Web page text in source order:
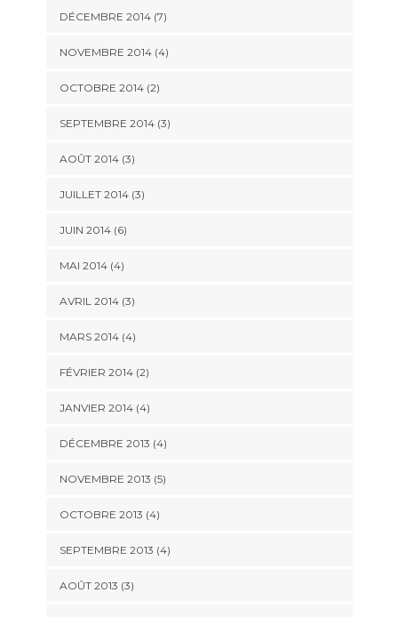
DÉCEMBRE 2014(7)
NOVEMBRE 2014(4)
OCTOBRE 2014(2)
SEPTEMBRE 2014(3)
AOÛT 2014(3)
JUILLET 2014(3)
JUIN 2014(6)
MAI 2014(4)
AVRIL 2014(3)
MARS 2014(4)
FÉVRIER 2014(2)
JANVIER 2014(4)
DÉCEMBRE 2013 (4)
NOVEMBRE 2013 (5)
OCTOBRE 2013 (4)
SEPTEMBRE 2013 (4)
AOÛT 2013 (3)